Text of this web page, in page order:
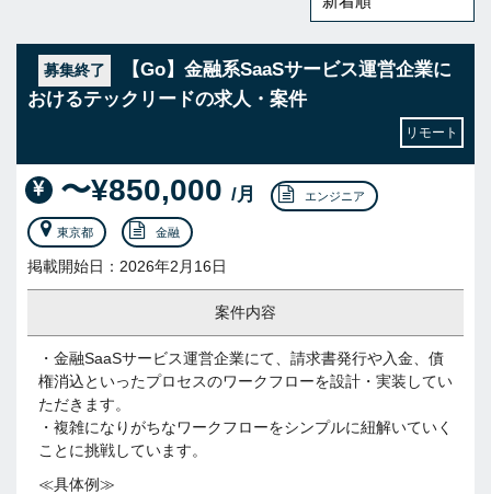
募集終了
【Go】金融系SaaSサービス運営企業に
おけるテックリードの求人・案件
リモート
〜¥850,000 /月 エンジニア
東京都 金融
掲載開始日：2026年2月16日
案件内容
・金融SaaSサービス運営企業にて、請求書発行や入金、債
権消込といったプロセスのワークフローを設計・実装してい
ただきます。
・複雑になりがちなワークフローをシンプルに紐解いていく
ことに挑戦しています。
≪具体例≫